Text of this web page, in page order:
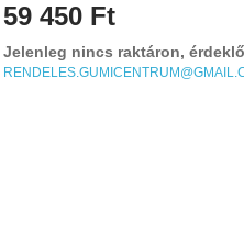
59 450 Ft
Jelenleg nincs raktáron,